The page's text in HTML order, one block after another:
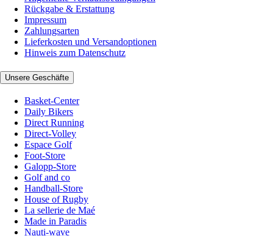
Rückgabe & Erstattung
Impressum
Zahlungsarten
Lieferkosten und Versandoptionen
Hinweis zum Datenschutz
Unsere Geschäfte
Basket-Center
Daily Bikers
Direct Running
Direct-Volley
Espace Golf
Foot-Store
Galopp-Store
Golf and co
Handball-Store
House of Rugby
La sellerie de Maé
Made in Paradis
Nauti-wave